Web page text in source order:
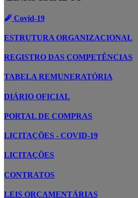
Covid-19
ESTRUTURA ORGANIZACIONAL
REGISTRO DAS COMPETÊNCIAS
TABELA REMUNERATÓRIA
DIÁRIO OFICIAL
PORTAL DE COMPRAS
LICITAÇÕES - COVID-19
LICITAÇÕES
CONTRATOS
LEIS ORÇAMENTÁRIAS